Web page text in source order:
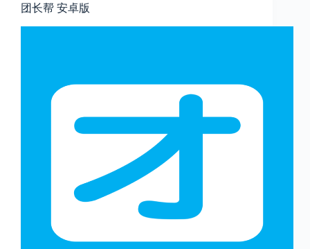
团长帮 安卓版